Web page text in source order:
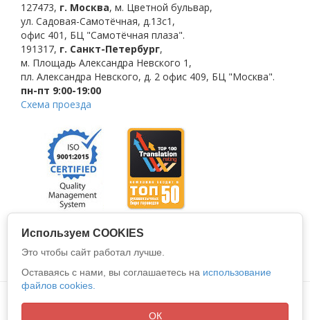
127473, г. Москва, м. Цветной бульвар,
ул. Садовая-Самотёчная, д.13с1,
офис 401, БЦ "Самотёчная плаза".
191317, г. Санкт-Петербург,
м. Площадь Александра Невского 1 ,
пл. Александра Невского, д. 2 офис 409, БЦ "Москва".
пн-пт 9:00-19:00
Схема проезда
Политика конфиденциальности
Все права защищены © 2026
Используем COOKIES
Это чтобы сайт работал лучше.
Оставаясь с нами, вы соглашаетесь на использование
файлов cookies.
ОК